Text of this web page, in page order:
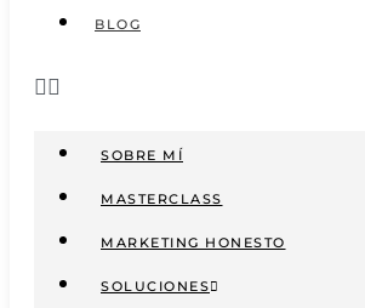
BLOG
SOBRE MÍ
MASTERCLASS
MARKETING HONESTO
SOLUCIONES